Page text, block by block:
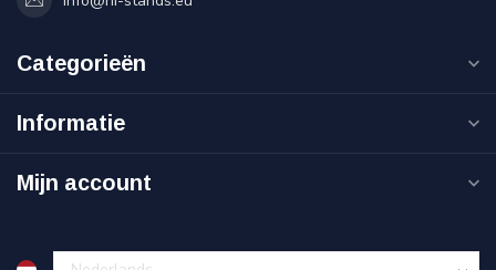
Categorieën
Informatie
Mijn account